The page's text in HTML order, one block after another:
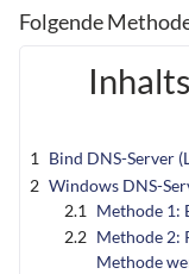
Folgende
1
Bind DNS-Server
2 Windows DNS-
2.1
Methode 1:
2.2 Methode 2:
Methode